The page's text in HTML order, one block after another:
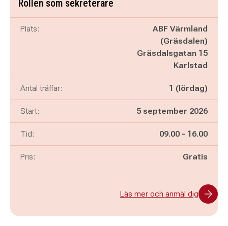
Rollen som sekreterare
Plats:
ABF Värmland
(Gräsdalen)
Gräsdalsgatan 15
Karlstad
Antal träffar: 1 (lördag)
Start: 5 september 2026
Tid: Pågår mellan
09.00 - och
16.00
Pris: Gratis
Läs mer och anmäl dig